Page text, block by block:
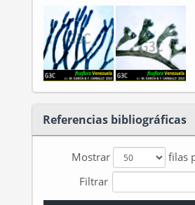
Referencias bibliográficas
Mostrar
filas
Filtrar